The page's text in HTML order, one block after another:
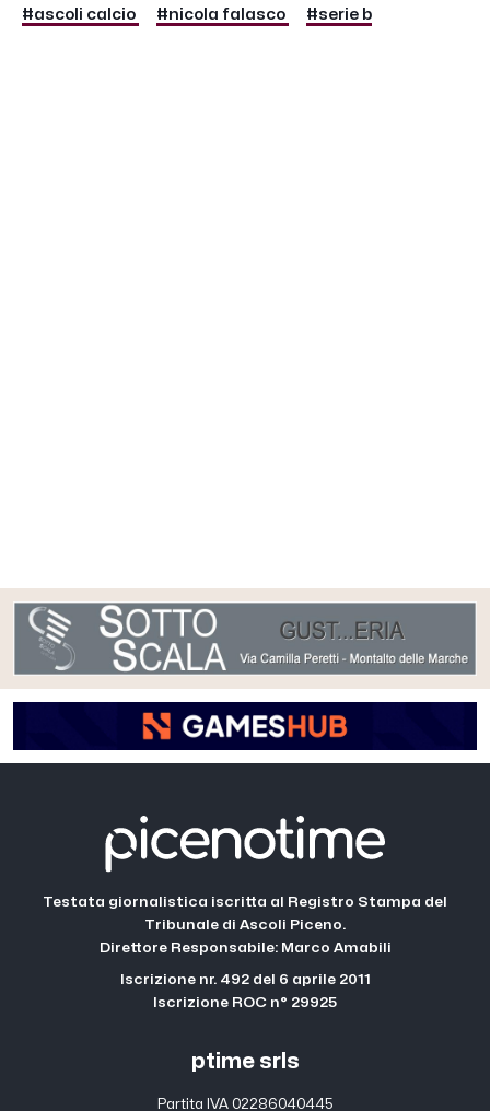
#ascoli calcio #nicola falasco #serie b
Testata giornalistica iscritta al Registro Stampa del
Tribunale di Ascoli Piceno.
Direttore Responsabile: Marco Amabili
Iscrizione nr. 492 del 6 aprile 2011
Iscrizione ROC n° 29925
ptime srls
Partita IVA 02286040445